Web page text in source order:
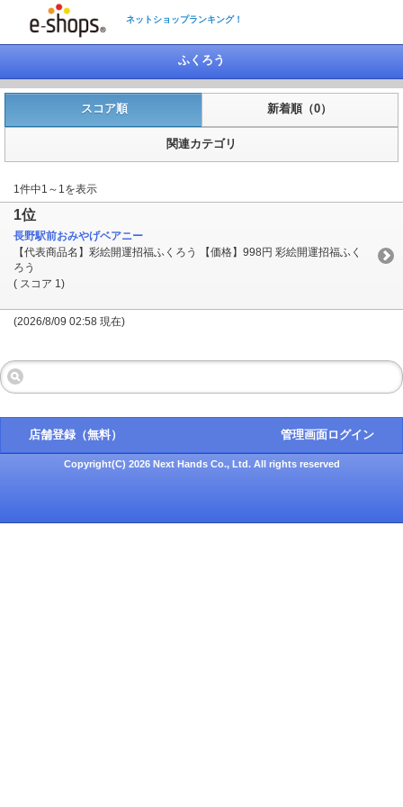
ネットショップランキング！
ふくろう
スコア順 新着順（0）
関連カテゴリ
1件中1～1を表示
1位
長野駅前おみやげベアニー
【代表商品名】彩絵開運招福ふくろう 【価格】998円 彩絵開運招福ふく
ろう
( スコア 1)
(2026/8/09 02:58 現在)
店舗登録（無料） 管理画面ログイン
Copyright(C) 2026 Next Hands Co., Ltd. All rights reserved